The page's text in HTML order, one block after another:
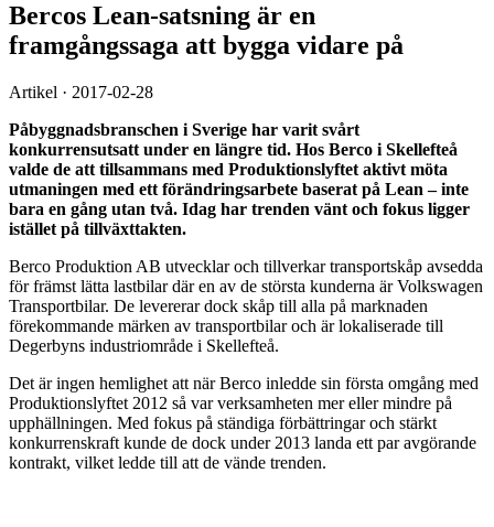
Bercos Lean-satsning är en
framgångssaga att bygga vidare på
Artikel · 2017-02-28
Påbyggnadsbranschen i Sverige har varit svårt
konkurrensutsatt under en längre tid. Hos Berco i Skellefteå
valde de att tillsammans med Produktionslyftet aktivt möta
utmaningen med ett förändringsarbete baserat på Lean – inte
bara en gång utan två. Idag har trenden vänt och fokus ligger
istället på tillväxttakten.
Berco Produktion AB utvecklar och tillverkar transportskåp avsedda
för främst lätta lastbilar där en av de största kunderna är Volkswagen
Transportbilar. De levererar dock skåp till alla på marknaden
förekommande märken av transportbilar och är lokaliserade till
Degerbyns industriområde i Skellefteå.
Det är ingen hemlighet att när Berco inledde sin första omgång med
Produktionslyftet 2012 så var verksamheten mer eller mindre på
upphällningen. Med fokus på ständiga förbättringar och stärkt
konkurrenskraft kunde de dock under 2013 landa ett par avgörande
kontrakt, vilket ledde till att de vände trenden.